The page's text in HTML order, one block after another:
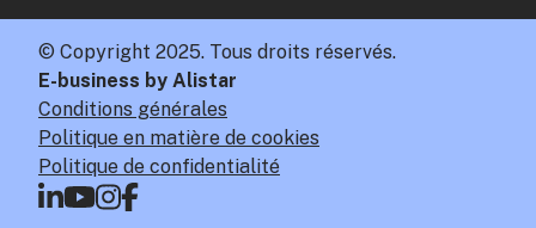
© Copyright 2025. Tous droits réservés.
E-business by Alistar
Conditions générales
Politique en matière de cookies
Politique de confidentialité